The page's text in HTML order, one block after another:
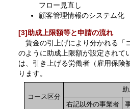
フロー見直し
顧客管理情報のシステム化
[3]助成上限額等と申請の流れ
賃金の引上げにより分かれる「
のように助成上限額が設定されて
は、引き上げる労働者（雇用保険
ります。
コース区分
右記以外の事業者